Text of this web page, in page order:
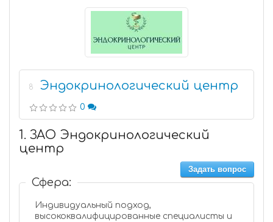
8 Эндокринологический центр
0
1. ЗАО Эндокринологический
центр
Задать вопрос
Сфера:
Индивидуальный подход,
высококвалифицированные специалисты и